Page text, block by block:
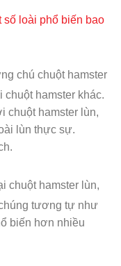
số loài phổ biến bao
chú chuột hamster
hamster khác.
chuột hamster lùn,
lùn thực sự.
chuột hamster lùn,
tương tự như
biến hơn nhiều